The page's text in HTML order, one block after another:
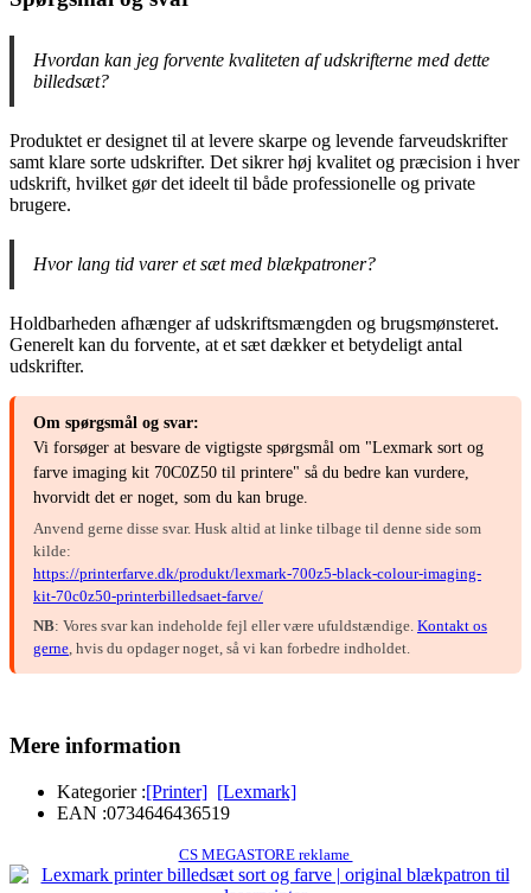
Hvordan kan jeg forvente kvaliteten af udskrifterne med dette
billedsæt?
Produktet er designet til at levere skarpe og levende farveudskrifter
samt klare sorte udskrifter. Det sikrer høj kvalitet og præcision i hver
udskrift, hvilket gør det ideelt til både professionelle og private
brugere.
Hvor lang tid varer et sæt med blækpatroner?
Holdbarheden afhænger af udskriftsmængden og brugsmønsteret.
Generelt kan du forvente, at et sæt dækker et betydeligt antal
udskrifter.
Om spørgsmål og svar:
Vi forsøger at besvare de vigtigste spørgsmål om "Lexmark sort og
farve imaging kit 70C0Z50 til printere" så du bedre kan vurdere,
hvorvidt det er noget, som du kan bruge.
Anvend gerne disse svar. Husk altid at linke tilbage til denne side som
kilde:
https://printerfarve.dk/produkt/lexmark-700z5-black-colour-imaging-
kit-70c0z50-printerbilledsaet-farve/
NB: Vores svar kan indeholde fejl eller være ufuldstændige. Kontakt os
gerne , hvis du opdager noget, så vi kan forbedre indholdet.
Mere information
Kategorier :[Printer] [Lexmark]
EAN :0734646436519
CS MEGASTORE reklame